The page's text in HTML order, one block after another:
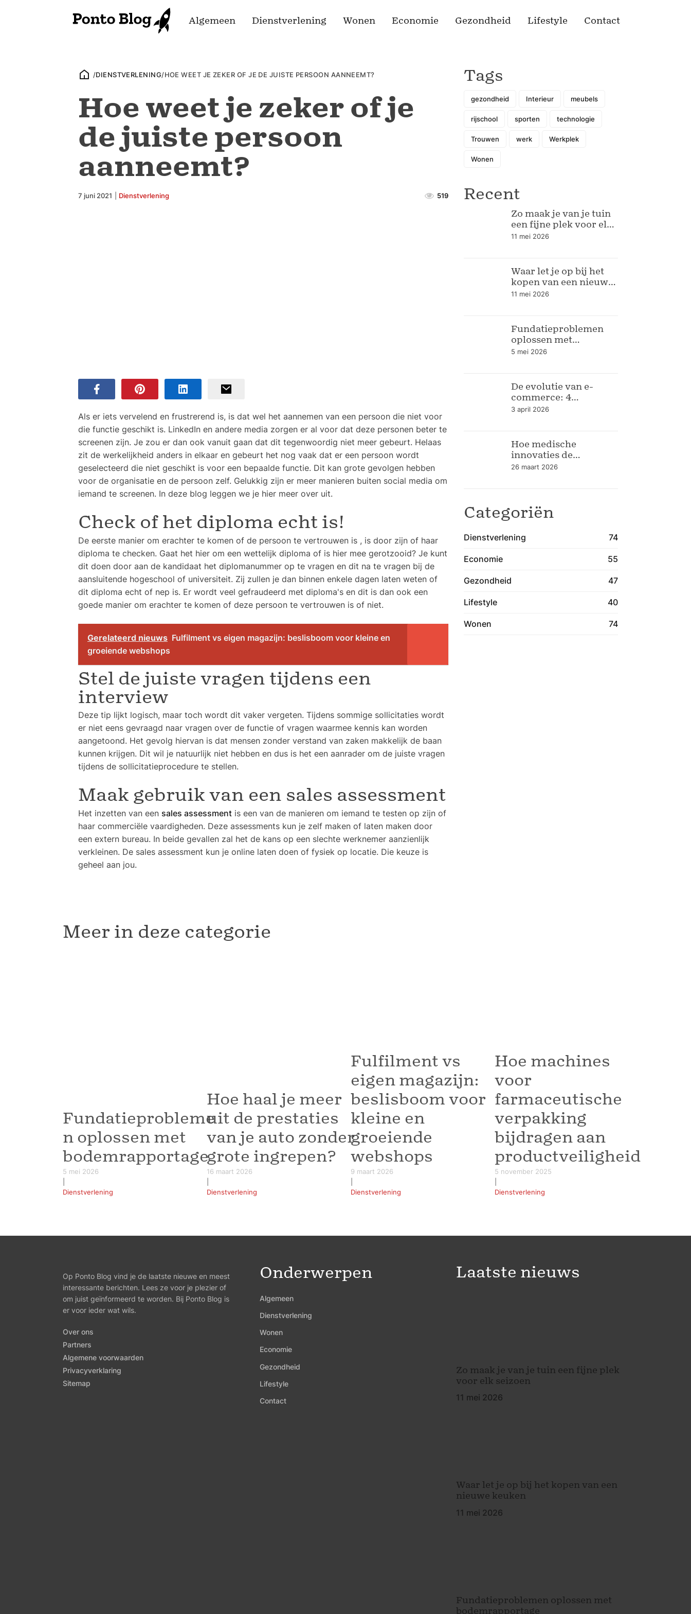
Algemeen Dienstverlening Wonen Economie Gezondheid Lifestyle Contact
/DIENSTVERLENING/HOE WEET JE ZEKER OF JE DE JUISTE PERSOON AANNEEMT?
Hoe weet je zeker of je
de juiste persoon
aanneemt?
7 juni 2021 Dienstverlening 519
Als er iets vervelend en frustrerend is, is dat wel het aannemen van een persoon die niet voor
die functie geschikt is. LinkedIn en andere media zorgen er al voor dat deze personen beter te
screenen zijn. Je zou er dan ook vanuit gaan dat dit tegenwoordig niet meer gebeurt. Helaas
zit de werkelijkheid anders in elkaar en gebeurt het nog vaak dat er een persoon wordt
geselecteerd die niet geschikt is voor een bepaalde functie. Dit kan grote gevolgen hebben
voor de organisatie en de persoon zelf. Gelukkig zijn er meer manieren buiten social media om
iemand te screenen. In deze blog leggen we je hier meer over uit.
Check of het diploma echt is!
De eerste manier om erachter te komen of de persoon te vertrouwen is , is door zijn of haar
diploma te checken. Gaat het hier om een wettelijk diploma of is hier mee gerotzooid? Je kunt
dit doen door aan de kandidaat het diplomanummer op te vragen en dit na te vragen bij de
aansluitende hogeschool of universiteit. Zij zullen je dan binnen enkele dagen laten weten of
dit diploma echt of nep is. Er wordt veel gefraudeerd met diploma's en dit is dan ook een
goede manier om erachter te komen of deze persoon te vertrouwen is of niet.
Gerelateerd nieuws Fulfilment vs eigen magazijn: beslisboom voor kleine en
groeiende webshops
Stel de juiste vragen tijdens een
interview
Deze tip lijkt logisch, maar toch wordt dit vaker vergeten. Tijdens sommige sollicitaties wordt
er niet eens gevraagd naar vragen over de functie of vragen waarmee kennis kan worden
aangetoond. Het gevolg hiervan is dat mensen zonder verstand van zaken makkelijk de baan
kunnen krijgen. Dit wil je natuurlijk niet hebben en dus is het een aanrader om de juiste vragen
tijdens de sollicitatieprocedure te stellen.
Maak gebruik van een sales assessment
Het inzetten van een sales assessment is een van de manieren om iemand te testen op zijn of
haar commerciële vaardigheden. Deze assessments kun je zelf maken of laten maken door
een extern bureau. In beide gevallen zal het de kans op een slechte werknemer aanzienlijk
verkleinen. De sales assessment kun je online laten doen of fysiek op locatie. Die keuze is
geheel aan jou.
Tags
gezondheid Interieur meubels
rijschool sporten technologie
Trouwen werk Werkplek
Wonen
Recent
Zo maak je van je tuin
een fijne plek voor elk
seizoen
11 mei 2026
Waar let je op bij het
kopen van een nieuwe
keuken
11 mei 2026
Fundatieproblemen
oplossen met
bodemrapportage
5 mei 2026
De evolutie van e-
commerce: 4
verpakkingstrends
3 april 2026
Hoe medische
innovaties de
gezondheidszorg
26 maart 2026
Categoriën
Dienstverlening 74
Economie 55
Gezondheid 47
Lifestyle 40
Wonen 74
Meer in deze categorie
Fundatieprobleme
n oplossen met
bodemrapportage
5 mei 2026
Dienstverlening
Hoe haal je meer
uit de prestaties
van je auto zonder
grote ingrepen?
16 maart 2026
Dienstverlening
Fulfilment vs
eigen magazijn:
beslisboom voor
kleine en
groeiende
webshops
9 maart 2026
Dienstverlening
Hoe machines
voor
farmaceutische
verpakking
bijdragen aan
productveiligheid
5 november 2025
Dienstverlening
Op Ponto Blog vind je de laatste nieuwe en meest
interessante berichten. Lees ze voor je plezier of
om juist geïnformeerd te worden. Bij Ponto Blog is
er voor ieder wat wils.
Over ons
Partners
Algemene voorwaarden
Privacyverklaring
Sitemap
Onderwerpen
Algemeen
Dienstverlening
Wonen
Economie
Gezondheid
Lifestyle
Contact
Laatste nieuws
Zo maak je van je tuin een fijne plek
voor elk seizoen
11 mei 2026
Waar let je op bij het kopen van een
nieuwe keuken
11 mei 2026
Fundatieproblemen oplossen met
bodemrapportage